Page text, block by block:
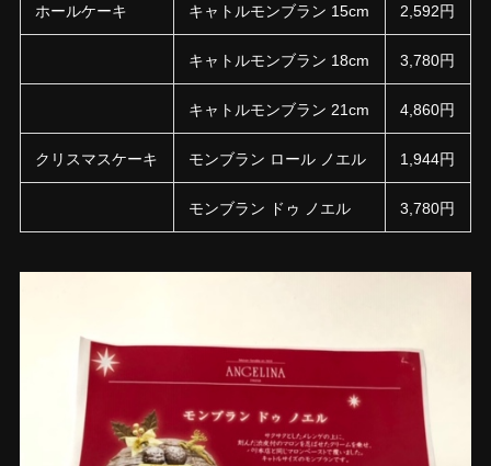
ホールケーキ キャトルモンブラン 15cm 2,592円
キャトルモンブラン 18cm 3,780円
キャトルモンブラン 21cm 4,860円
クリスマスケーキ モンブラン ロール ノエル 1,944円
モンブラン ドゥ ノエル 3,780円